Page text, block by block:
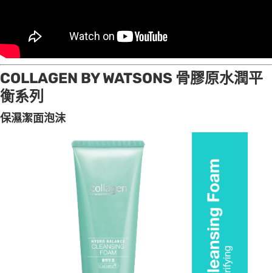
COLLAGEN BY WATSONS 骨膠原水潤平
衡系列
保濕潔面泡沫